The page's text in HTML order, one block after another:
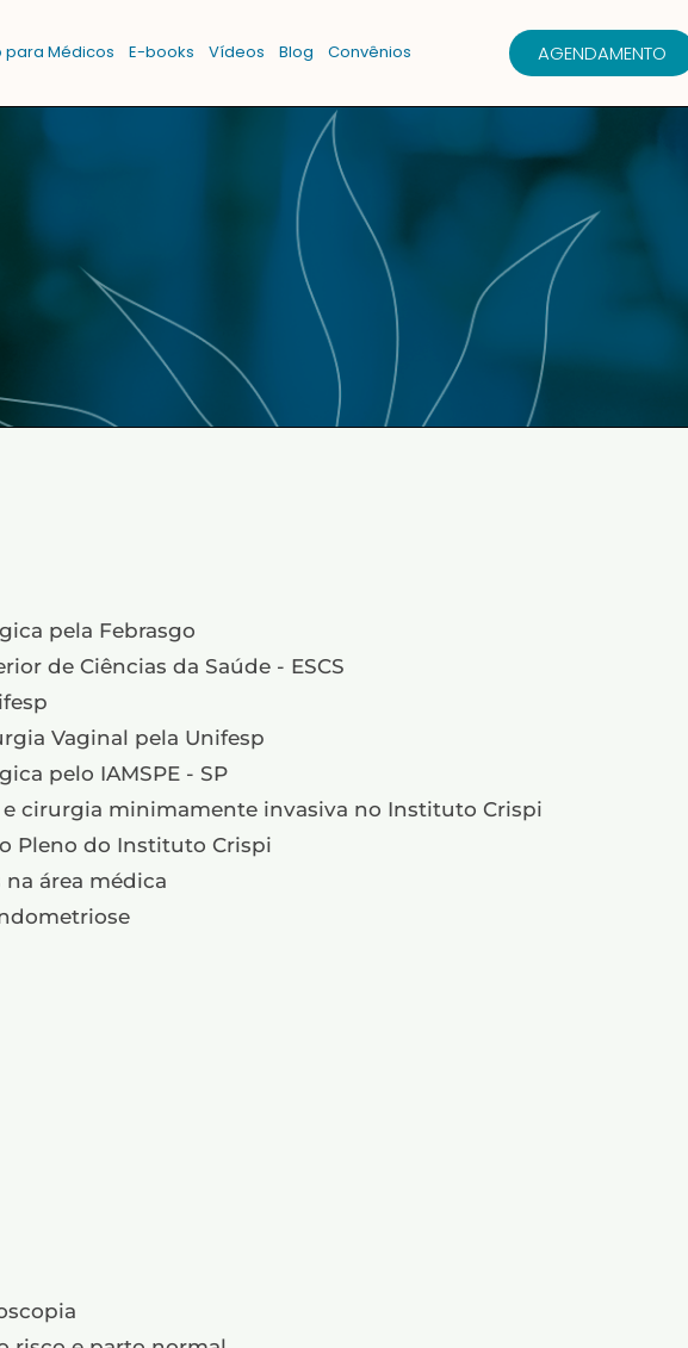
para Médicos E-books Vídeos Blog Convênios AGENDAMENTO
pela Febrasgo
de Ciências da Saúde - ESCS
Vaginal pela Unifesp
pelo IAMSPE - SP
cirurgia minimamente invasiva no Instituto Crispi
Pleno do Instituto Crispi
área médica